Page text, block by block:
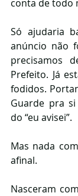
conta de todo
Só ajudaria
anúncio não
precisamos
Prefeito. Já
fodidos.
Guarde pra
do “eu avisei”.
Mas nada
afinal.
Nasceram